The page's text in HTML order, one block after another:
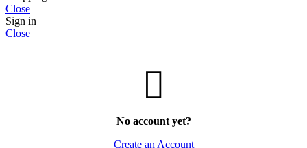
Close
Sign in
Close
No account yet?
Create an Account